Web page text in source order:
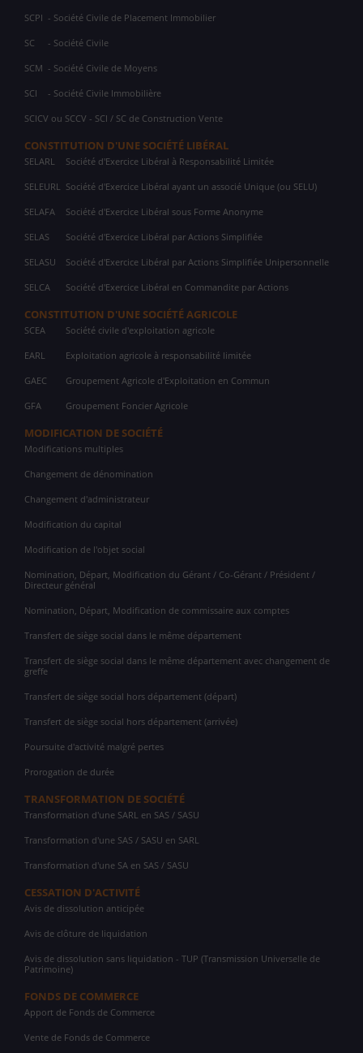
SCPI - Société Civile de Placement Immobilier
SC - Société Civile
SCM - Société Civile de Moyens
SCI - Société Civile Immobilière
SCICV ou SCCV - SCI / SC de Construction Vente
CONSTITUTION D'UNE SOCIÉTÉ LIBÉRAL
SELARL Société d'Exercice Libéral à Responsabilité Limitée
SELEURL Société d'Exercice Libéral ayant un associé Unique (ou SELU)
SELAFA Société d'Exercice Libéral sous Forme Anonyme
SELAS Société d'Exercice Libéral par Actions Simplifiée
SELASU Société d'Exercice Libéral par Actions Simplifiée Unipersonnelle
SELCA Société d'Exercice Libéral en Commandite par Actions
CONSTITUTION D'UNE SOCIÉTÉ AGRICOLE
SCEA Société civile d'exploitation agricole
EARL Exploitation agricole à responsabilité limitée
GAEC Groupement Agricole d'Exploitation en Commun
GFA Groupement Foncier Agricole
MODIFICATION DE SOCIÉTÉ
Modifications multiples
Changement de dénomination
Changement d'administrateur
Modification du capital
Modification de l'objet social
Nomination, Départ, Modification du Gérant / Co-Gérant / Président /
Directeur général
Nomination, Départ, Modification de commissaire aux comptes
Transfert de siège social dans le même département
Transfert de siège social dans le même département avec changement de
greffe
Transfert de siège social hors département (départ)
Transfert de siège social hors département (arrivée)
Poursuite d'activité malgré pertes
Prorogation de durée
TRANSFORMATION DE SOCIÉTÉ
Transformation d'une SARL en SAS / SASU
Transformation d'une SAS / SASU en SARL
Transformation d'une SA en SAS / SASU
CESSATION D'ACTIVITÉ
Avis de dissolution anticipée
Avis de clôture de liquidation
Avis de dissolution sans liquidation - TUP (Transmission Universelle de
Patrimoine)
FONDS DE COMMERCE
Apport de Fonds de Commerce
Vente de Fonds de Commerce